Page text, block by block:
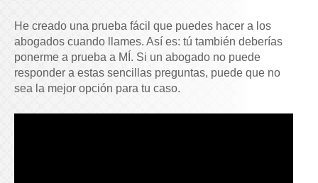
He creado una prueba fácil que puedes hacer a los
abogados cuando llames. Así es: tú también deberías
ponerme a prueba a MÍ. Si un abogado no puede
responder a estas sencillas preguntas, puede que no
sea la mejor opción para tu caso.